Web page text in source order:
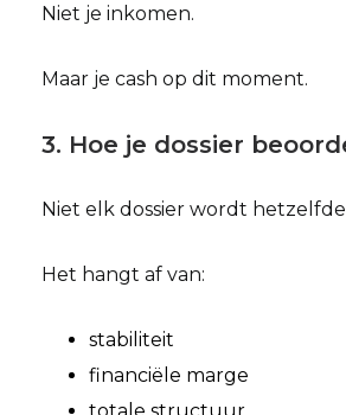
Niet je inkomen.
Maar je cash op dit moment.
3. Hoe je dossier
Niet elk dossier wordt
Het hangt af van:
stabiliteit
financiële marge